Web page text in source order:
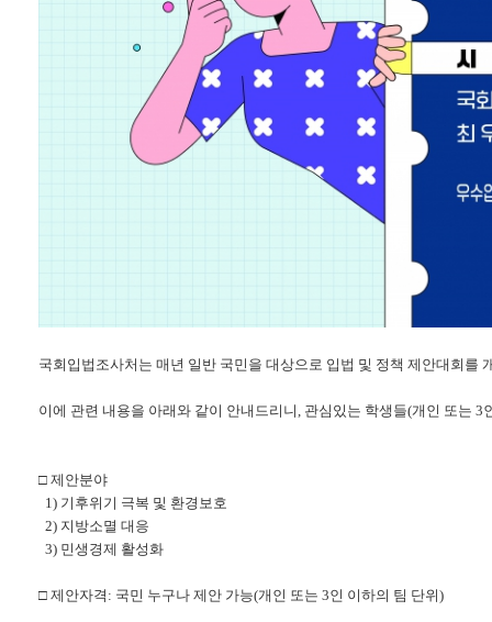
국회입법조사처는 매년 일반 국민을 대상으로 입법 및 정책 제안대회를
이에 관련 내용을 아래와 같이 안내드리니, 관심있는 학생들(개인 또는 3
□ 제안분야
1) 기후위기 극복 및 환경보호
2) 지방소멸 대응
3) 민생경제 활성화
□ 제안자격: 국민 누구나 제안 가능(개인 또는 3인 이하의 팀 단위)